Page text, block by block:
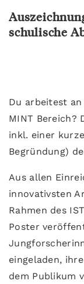
schulische
Du arbeitest
MINT Bereich?
inkl. einer
Begründung)
Aus allen
innovativsten
Rahmen des
Poster
eingeladen,
dem Publikum